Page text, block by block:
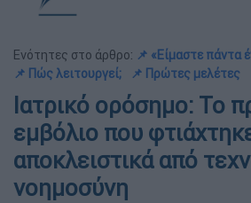
Ενότητες στο άρθρο: 📌 «Είμαστε πάντα
📌 Πώς λειτουργεί;
📌 Πρώτες μελέτες
Ιατρικό ορόσημο: Το
εμβόλιο που
αποκλειστικά από
νοημοσύνη